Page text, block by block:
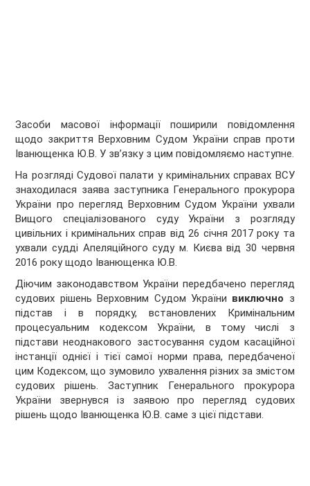
Засоби масової інформації поширили повідомлення
щодо закриття Верховним Судом України справ проти
Іванющенка Ю.В. У зв’язку з цим повідомляємо наступне.
На розгляді Судової палати у кримінальних справах ВСУ
знаходилася заява заступника Генерального прокурора
України про перегляд Верховним Судом України ухвали
Вищого спеціалізованого суду України з розгляду
цивільних і кримінальних справ від 26 січня 2017 року та
ухвали судді Апеляційного суду м. Києва від 30 червня
2016 року щодо Іванющенка Ю.В.
Діючим законодавством України передбачено перегляд
судових рішень Верховним Судом України виключно з
підстав і в порядку, встановлених Кримінальним
процесуальним кодексом України, в тому числі з
підстави неоднакового застосування судом касаційної
інстанції однієї і тієї самої норми права, передбаченої
цим Кодексом, що зумовило ухвалення різних за змістом
судових рішень. Заступник Генерального прокурора
України звернувся із заявою про перегляд судових
рішень щодо Іванющенка Ю.В. саме з цієї підстави.